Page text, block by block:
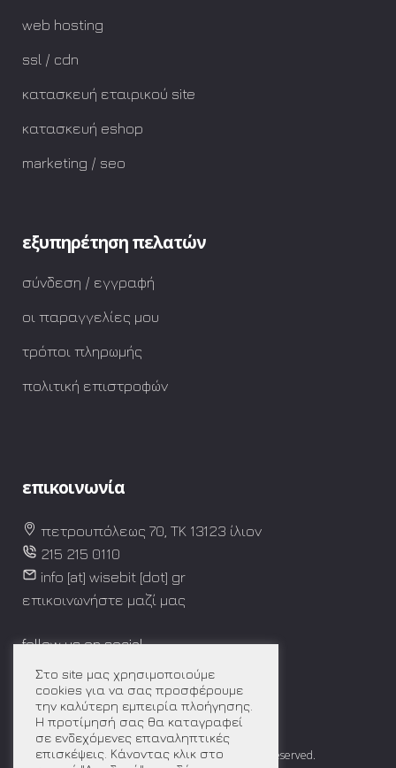
web hosting
ssl / cdn
κατασκευή εταιρικού site
κατασκευή eshop
marketing / seo
εξυπηρέτηση πελατών
σύνδεση / εγγραφή
οι παραγγελίες μου
τρόποι πληρωμής
πολιτική επιστροφών
επικοινωνία
πετρουπόλεως 70, TK 13123 ίλιον
215 215 0110
info [at] wisebit [dot] gr
επικοινωνήστε μαζί μας
follow us on social
© 2021wise bit – digital solutions. all right reserved.
Στο site μας χρησιμοποιούμε
cookies για να σας προσφέρουμε
την καλύτερη εμπειρία πλοήγησης.
Η προτίμησή σας θα καταγραφεί
σε ενδεχόμενες επαναληπτικές
επισκέψεις. Κάνοντας κλικ στο